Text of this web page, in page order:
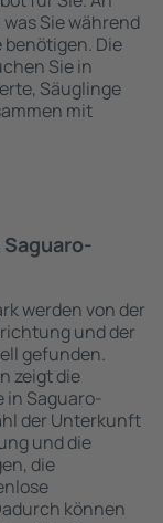
Sie während
benötigen. Die
Sie in
Säuglinge
mit
werden von der
und der
gefunden.
zeigt die
in Saguaro-
der Unterkunft
und die
die
können